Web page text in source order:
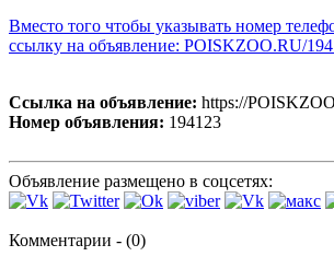
Вместо того чтобы указывать номер
ссылку на объявление: POISKZOO.RU/
Ссылка на объявление: https://
Номер объявления: 194123
Объявление размещено в соцсетях:
Комментарии - (0)